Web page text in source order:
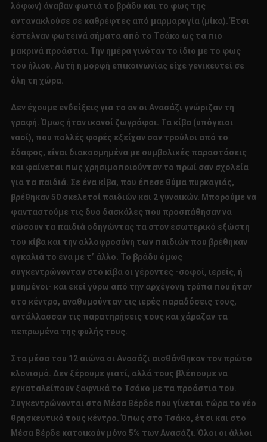
λόφων) άναβαν φωτιά το βράδυ και το φως της
αντανακλούσε σε καθρέφτες από μαρμαρυγία (μίκα). Έτσι
έστελναν φωτεινά σήματα από το Τσάκο ως τα πιο
μακρινά προάστια. Την ημέρα γινόταν το ίδιο με το φως
του ήλιου. Αυτή η μορφή επικοινωνίας είχε γενικευτεί σε
όλη τη χώρα.
Δεν έχουμε ενδείξεις για το αν οι Ανασάζι γνώριζαν τη
γραφή. Όμως ήταν ικανοί ζωγράφοι. Τα κίβα (υπόγειοι
ναοί), που πολλές φορές εξείχαν σαν τρούλοι από το
έδαφος, είναι διακοσμημένα με συμβολικές παραστάσεις
και φαίνεται πως χρησιμοποιούνταν το πρωί σαν σχολεία
για τα παιδιά. Σε ένα κίβα, που έπεσε θύμα πυρκαγιάς,
βρέθηκαν 50 σκελετοί παιδιών και 2 γυναικών. Μπορούμε να
φανταστούμε τις δυο δασκάλες που προσπάθησαν να
σώσουν τα παιδιά οδηγώντας τα στον εσωτερικό εξώστη
του κίβα και την αλλοφροσύνη των παιδιών που βρέθηκαν
αγκαλιά το ένα με τ’ άλλο. Το βράδυ όμως
συγκεντρώνονταν στο κίβα οι γέροντες -σοφοί, ιερείς, ή
μυημένοι- και εκεί γύρω από την αρχέγονη τρύπα που ήταν
στο κέντρο, αναθυμούνταν τις ιερές παραδόσεις τους,
αντάλλασσαν τις παρατηρήσεις τους και χάραζαν τα
πεπρωμένα της φυλής τους.
Στα μέσα του 12 αιώνα οι Ανασάζι αισθάνθηκαν τον πρώτο
κλονισμό. Δεν ξέρουμε γιατί, αλλά τους βλέπουμε να
εγκαταλείπουν ξαφνικά το Τσάκο με τα προάστια του.
Συγκεντρώνονται στο Μέσα Βέρδε που γίνεται τώρα το νέο
θρησκευτικό τους κέντρο. Όπως στο Τσάκο, έτσι και στο
Μέσα Βέρδε κατοικούν μόνο 5% των Ανασάζι. Όλοι οι άλλοι